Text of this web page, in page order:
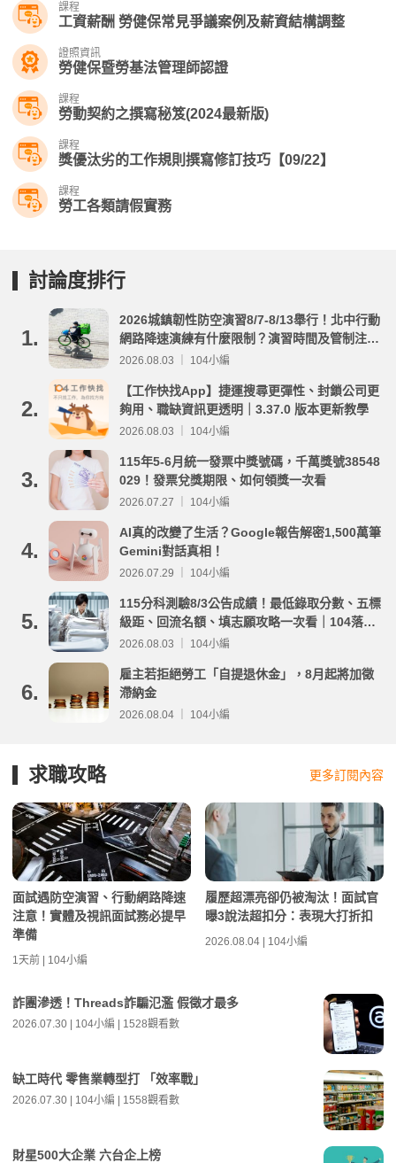
課程
工資薪酬 勞健保常見爭議案例及薪資結構調整
證照資訊
勞健保暨勞基法管理師認證
課程
勞動契約之撰寫秘笈(2024最新版)
課程
獎優汰劣的工作規則撰寫修訂技巧【09/22】
課程
勞工各類請假實務
討論度排行
1.
2026城鎮韌性防空演習8/7-8/13舉行！北中行動
網路降速演練有什麼限制？演習時間及管制注意
事項整理
2026.08.03 ｜ 104小編
2.
【工作快找App】捷運搜尋更彈性、封鎖公司更
夠用、職缺資訊更透明｜3.37.0 版本更新教學
2026.08.03 ｜ 104小編
3.
115年5-6月統一發票中獎號碼，千萬獎號38548
029！發票兌獎期限、如何領獎一次看
2026.07.27 ｜ 104小編
4.
AI真的改變了生活？Google報告解密1,500萬筆
Gemini對話真相！
2026.07.29 ｜ 104小編
5.
115分科測驗8/3公告成績！最低錄取分數、五標
級距、回流名額、填志願攻略一次看｜104落點
分析
2026.08.03 ｜ 104小編
6.
雇主若拒絕勞工「自提退休金」，8月起將加徵
滯納金
2026.08.04 ｜ 104小編
求職攻略 更多訂閱內容
面試遇防空演習、行動網路降速
注意！實體及視訊面試務必提早
準備
1天前 | 104小編
履歷超漂亮卻仍被淘汰！面試官
曝3說法超扣分：表現大打折扣
2026.08.04 | 104小編
詐團滲透！Threads詐騙氾濫 假徵才最多
2026.07.30 | 104小編 | 1528觀看數
缺工時代 零售業轉型打 「效率戰」
2026.07.30 | 104小編 | 1558觀看數
財星500大企業 六台企上榜